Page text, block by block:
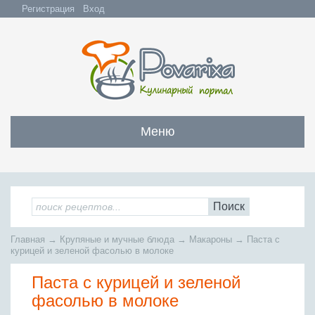
Регистрация Вход
Меню
Закуски
Все закуски
Бутерброды и сэндвичи
С мясом и субпродуктами
С рыбой и морепродуктами
Овощные и грибные
Заливные блюда
Салаты
Все салаты
Салаты с мясом
Овощные салаты
Супы
Все супы
Бульоны
Заправочные супы
Мясо
Всё мясо
Жареное мясо
Рыба
Поиск
Главная → Крупяные и мучные блюда → Макароны → Паста с
курицей и зеленой фасолью в молоке
Паста с курицей и зеленой
фасолью в молоке